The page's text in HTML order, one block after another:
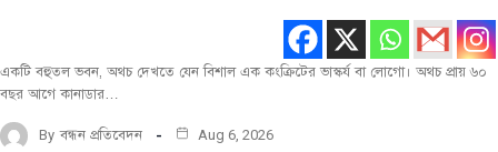
একটি বহুতল ভবন, অথচ দেখতে যেন বিশাল এক কংক্রিটের ভাস্কর্য বা লোগো। অথচ প্রায় ৬০
বছর আগে কানাডার…
By বন্ধন প্রতিবেদন Aug 6, 2026